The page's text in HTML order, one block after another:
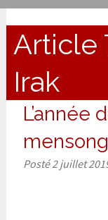
Article
Irak
L’année
Posté2 juillet